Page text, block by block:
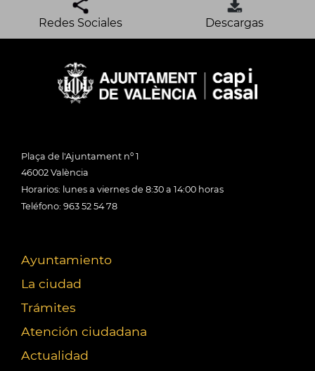
Redes Sociales Descargas
Plaça de l'Ajuntament nº 1
46002 València
Horarios: lunes a viernes de 8:30 a 14:00 horas
Teléfono: 963 52 54 78
Ayuntamiento
La ciudad
Trámites
Atención ciudadana
Actualidad